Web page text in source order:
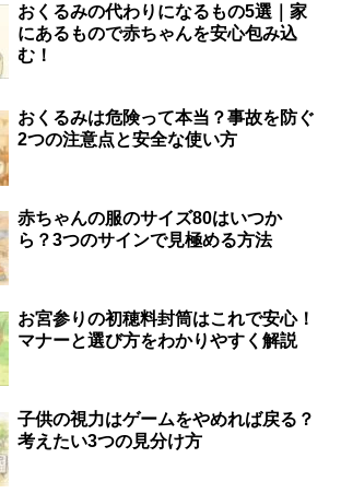
おくるみの代わりになるもの5選｜家
にあるもので赤ちゃんを安心包み込
む！
おくるみは危険って本当？事故を防ぐ
2つの注意点と安全な使い方
赤ちゃんの服のサイズ80はいつか
ら？3つのサインで見極める方法
お宮参りの初穂料封筒はこれで安心！
マナーと選び方をわかりやすく解説
子供の視力はゲームをやめれば戻る？
考えたい3つの見分け方